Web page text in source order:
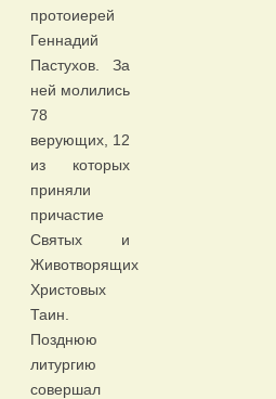
протоиерей
Геннадий
Пастухов. За
ней молились
78
верующих, 12
из которых
приняли
причастие
Святых и
Животворящих
Христовых
Таин.
Позднюю
литургию
совершал